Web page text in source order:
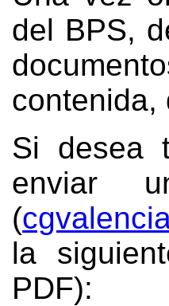
del BPS,
contenida,
Si desea
enviar
(
la
PDF):